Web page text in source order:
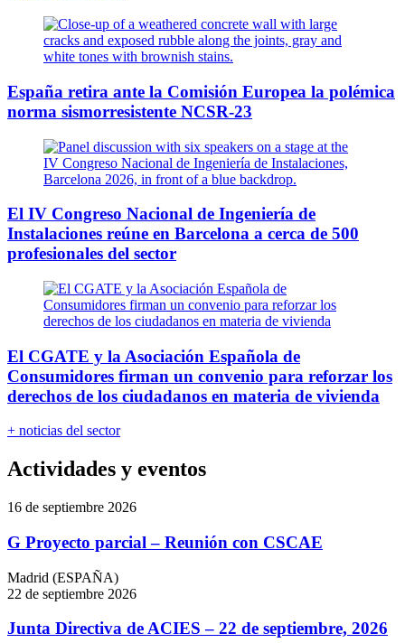
España retira ante la Comisión Europea la polémica
norma sismorresistente NCSR-23
El IV Congreso Nacional de Ingeniería de
Instalaciones reúne en Barcelona a cerca de 500
profesionales del sector
El CGATE y la Asociación Española de
Consumidores firman un convenio para reforzar los
derechos de los ciudadanos en materia de vivienda
+ noticias del sector
Actividades y eventos
16 de septiembre 2026
G Proyecto parcial – Reunión con CSCAE
Madrid (ESPAÑA)
22 de septiembre 2026
Junta Directiva de ACIES – 22 de septiembre, 2026